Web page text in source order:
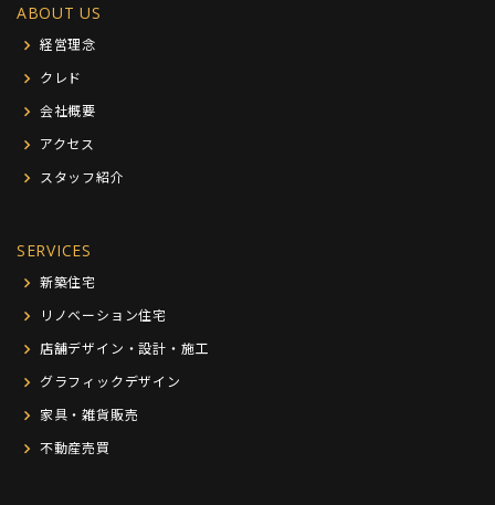
ABOUT US
経営理念
クレド
会社概要
アクセス
スタッフ紹介
SERVICES
新築住宅
リノベーション住宅
店舗デザイン・設計・施工
グラフィックデザイン
家具・雑貨販売
不動産売買